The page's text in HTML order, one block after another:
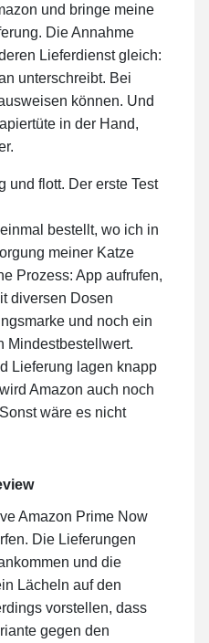
und bringe meine
Die Annahme
Lieferdienst gleich:
unterschreibt. Bei
können. Und
in der Hand,
und flott. Der erste Test
bestellt, wo ich in
meiner Katze
Prozess: App aufrufen,
diversen Dosen
und noch ein
Mindestbestellwert.
Lieferung lagen knapp
Amazon auch noch
wäre es nicht
Amazon Prime Now
Die Lieferungen
und die
Lächeln auf den
vorstellen, dass
gegen den